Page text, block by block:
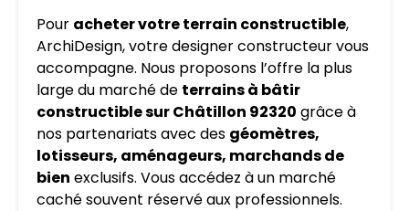
Pour acheter votre terrain constructible,
ArchiDesign, votre designer constructeur vous
accompagne. Nous proposons l’offre la plus
large du marché de terrains à bâtir
constructible sur Châtillon 92320 grâce à
nos partenariats avec des géomètres,
lotisseurs, aménageurs, marchands de
bien exclusifs. Vous accédez à un marché
caché souvent réservé aux professionnels.